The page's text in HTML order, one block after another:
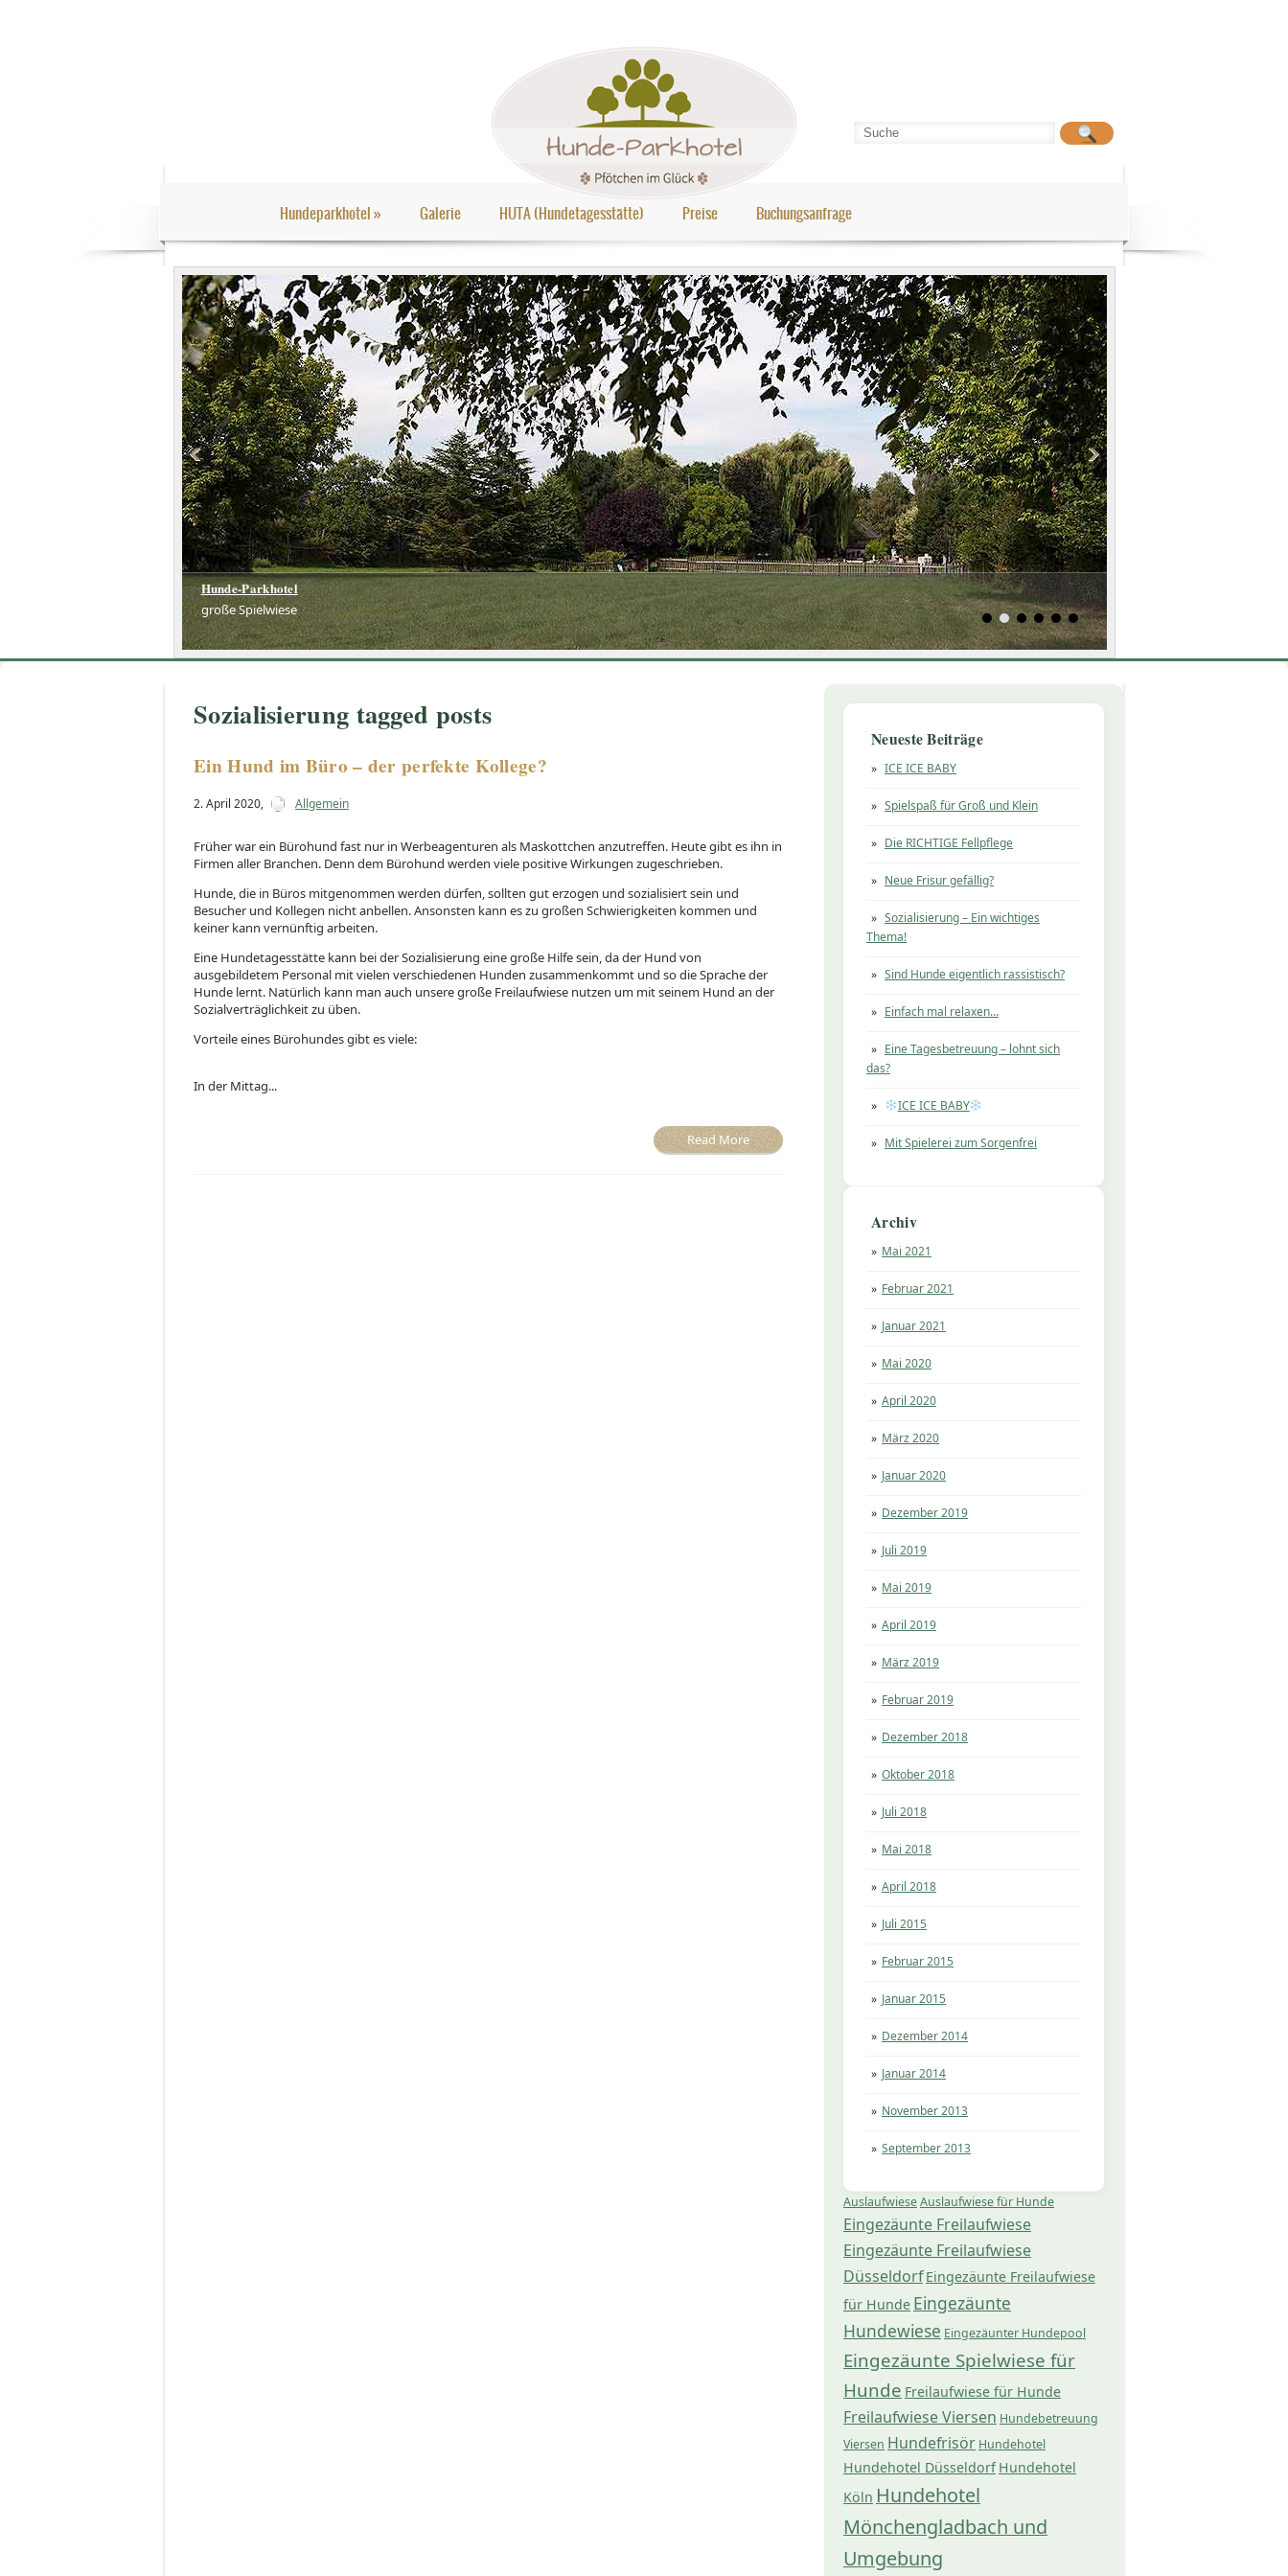
Hundeparkhotel» Galerie HUTA (Hundetagesstätte) Preise Buchungsanfrage
Hunde-Parkhotel
große Spielwiese
1 2 3 4 5 6
Neueste Beiträge
ICE ICE BABY
Spielspaß für Groß und Klein
Die RICHTIGE Fellpflege
Neue Frisur gefällig?
Sozialisierung – Ein wichtiges
Thema!
Sind Hunde eigentlich rassistisch?
Einfach mal relaxen…
Eine Tagesbetreuung – lohnt sich
das?
ICE ICE BABY
Mit Spielerei zum Sorgenfrei
Archiv
Mai 2021
Februar 2021
Januar 2021
Mai 2020
April 2020
März 2020
Januar 2020
Dezember 2019
Juli 2019
Mai 2019
April 2019
März 2019
Februar 2019
Dezember 2018
Oktober 2018
Juli 2018
Mai 2018
April 2018
Juli 2015
Februar 2015
Januar 2015
Dezember 2014
Januar 2014
November 2013
September 2013
AuslaufwieseAuslaufwiese für Hunde
Eingezäunte Freilaufwiese
Eingezäunte Freilaufwiese
Düsseldorf Eingezäunte Freilaufwiese
für Hunde Eingezäunte
Hundewiese Eingezäunter Hundepool
Eingezäunte Spielwiese für
Hunde Freilaufwiese für Hunde
Freilaufwiese Viersen Hundebetreuung
Viersen Hundefrisör Hundehotel
Hundehotel Düsseldorf Hundehotel
Köln Hundehotel
Mönchengladbach und
Umgebung
Sozialisierung tagged posts
Ein Hund im Büro – der perfekte Kollege?
2. April 2020, Allgemein
Früher war ein Bürohund fast nur in Werbeagenturen als Maskottchen anzutreffen. Heute gibt es ihn in
Firmen aller Branchen. Denn dem Bürohund werden viele positive Wirkungen zugeschrieben.
Hunde, die in Büros mitgenommen werden dürfen, sollten gut erzogen und sozialisiert sein und
Besucher und Kollegen nicht anbellen. Ansonsten kann es zu großen Schwierigkeiten kommen und
keiner kann vernünftig arbeiten.
Eine Hundetagesstätte kann bei der Sozialisierung eine große Hilfe sein, da der Hund von
ausgebildetem Personal mit vielen verschiedenen Hunden zusammenkommt und so die Sprache der
Hunde lernt. Natürlich kann man auch unsere große Freilaufwiese nutzen um mit seinem Hund an der
Sozialverträglichkeit zu üben.
Vorteile eines Bürohundes gibt es viele:
In der Mittag...
Read More